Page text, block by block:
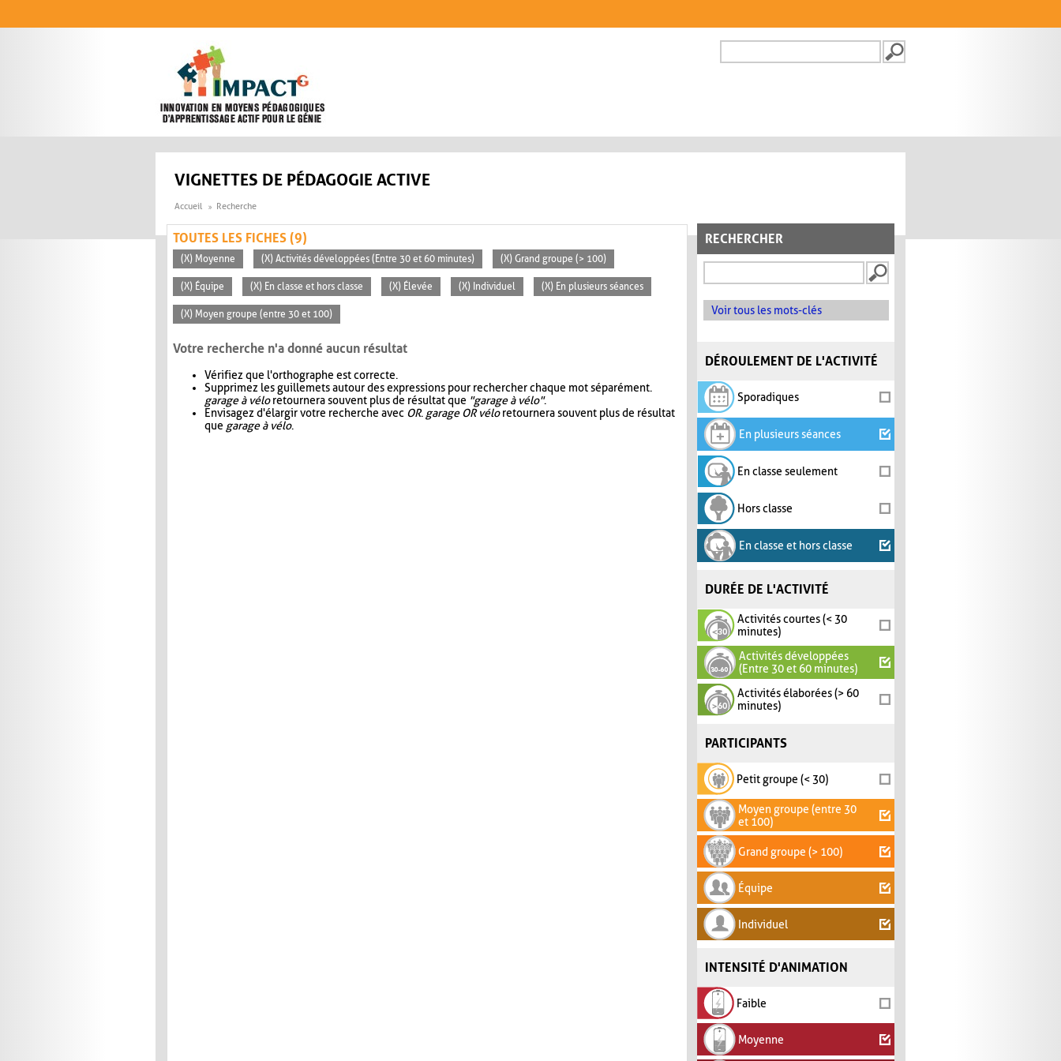
FORMULAIRE DE
VIGNETTES DE PÉDAGOGIE ACTIVE
Accueil Recherche
RECHERCHER
Voir tous les mots-clés
DÉROULEMENT DE L'ACTIVITÉ
Sporadiques
En plusieurs séances
En classe seulement
Hors classe
En classe et hors classe
DURÉE DE L'ACTIVITÉ
Activités courtes (< 30
minutes)
Activités développées
(Entre 30 et 60 minutes)
Activités élaborées (> 60
minutes)
PARTICIPANTS
Petit groupe (< 30)
Moyen groupe (entre 30
et 100)
Grand groupe (> 100)
Équipe
Individuel
INTENSITÉ D'ANIMATION
Faible
Moyenne
TOUTES LES FICHES (9)
(X) Moyenne (X) Activités développées (Entre 30 et 60 minutes) (X) Grand groupe (> 100)
(X) Équipe (X) En classe et hors classe (X) Élevée (X) Individuel (X) En plusieurs séances
(X) Moyen groupe (entre 30 et 100)
Votre recherche n'a donné aucun résultat
Vérifiez que l'orthographe est correcte.
Supprimez les guillemets autour des expressions pour rechercher chaque mot séparément.
garage à véloretournera souvent plus de résultat que "garage à vélo".
Envisagez d'élargir votre recherche avec OR. garage OR véloretournera souvent plus de résultat
que garage à vélo.